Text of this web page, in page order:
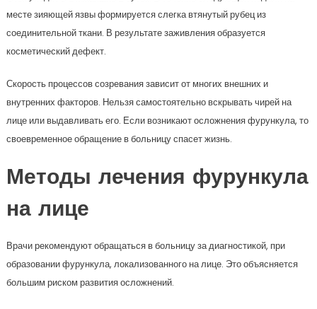
месте зияющей язвы формируется слегка втянутый рубец из
соединительной ткани. В результате заживления образуется
косметический дефект.
Скорость процессов созревания зависит от многих внешних и
внутренних факторов. Нельзя самостоятельно вскрывать чирей на
лице или выдавливать его. Если возникают осложнения фурункула, то
своевременное обращение в больницу спасет жизнь.
Методы лечения фурункула
на лице
Врачи рекомендуют обращаться в больницу за диагностикой, при
образовании фурункула, локализованного на лице. Это объясняется
большим риском развития осложнений.